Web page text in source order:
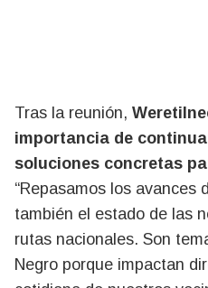
Tras la reunión,
importancia de
soluciones concretas
“Repasamos los avances
también el estado de las
rutas nacionales. Son
Negro porque impactan